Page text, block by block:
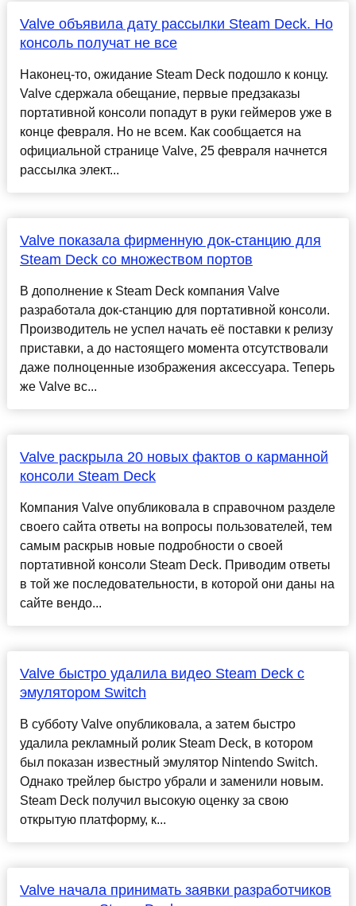
Valve объявила дату рассылки Steam Deck. Но
консоль получат не все
Наконец-то, ожидание Steam Deck подошло к концу.
Valve сдержала обещание, первые предзаказы
портативной консоли попадут в руки геймеров уже в
конце февраля. Но не всем. Как сообщается на
официальной странице Valve, 25 февраля начнется
рассылка элект...
Valve показала фирменную док-станцию для
Steam Deck со множеством портов
В дополнение к Steam Deck компания Valve
разработала док-станцию для портативной консоли.
Производитель не успел начать её поставки к релизу
приставки, а до настоящего момента отсутствовали
даже полноценные изображения аксессуара. Теперь
же Valve вс...
Valve раскрыла 20 новых фактов о карманной
консоли Steam Deck
Компания Valve опубликовала в справочном разделе
своего сайта ответы на вопросы пользователей, тем
самым раскрыв новые подробности о своей
портативной консоли Steam Deck. Приводим ответы
в той же последовательности, в которой они даны на
сайте вендо...
Valve быстро удалила видео Steam Deck с
эмулятором Switch
В субботу Valve опубликовала, а затем быстро
удалила рекламный ролик Steam Deck, в котором
был показан известный эмулятор Nintendo Switch.
Однако трейлер быстро убрали и заменили новым.
Steam Deck получил высокую оценку за свою
открытую платформу, к...
Valve начала принимать заявки разработчиков